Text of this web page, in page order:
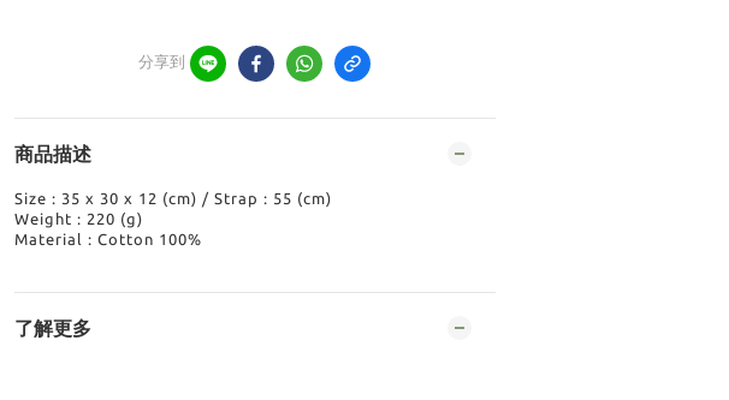
分享到
商品描述
Size : 35 x 30 x 12 (cm) / Strap : 55 (cm)
Weight : 220 (g)
Material : Cotton 100%
了解更多